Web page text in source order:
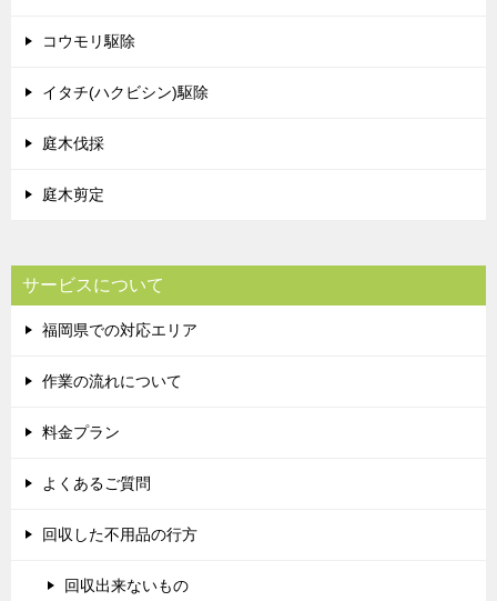
コウモリ駆除
イタチ(ハクビシン)駆除
庭木伐採
庭木剪定
サービスについて
福岡県での対応エリア
作業の流れについて
料金プラン
よくあるご質問
回収した不用品の行方
回収出来ないもの